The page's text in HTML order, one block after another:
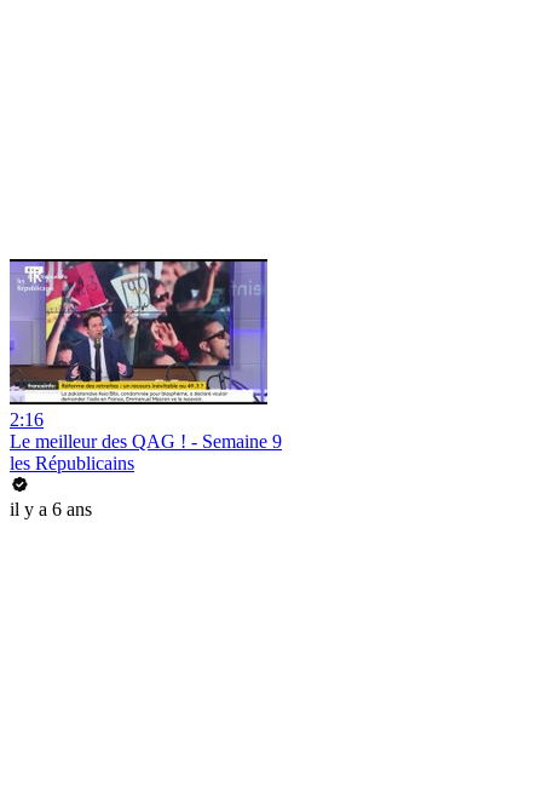
2:16
Le meilleur des QAG ! - Semaine 9
les Républicains
il y a 6 ans